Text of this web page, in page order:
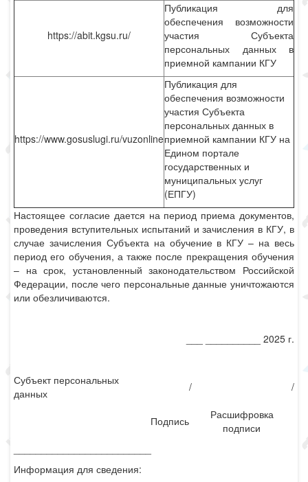
https://abit.kgsu.ru/
Публикация для
обеспечения возможности
участия Субъекта
персональных данных в
приемной кампании КГУ
https://www.gosuslugi.ru/vuzonline
Публикация для
обеспечения возможности
участия Субъекта
персональных данных в
приемной кампании КГУ на
Едином портале
государственных и
муниципальных услуг
(ЕПГУ)
Настоящее согласие дается на период приема документов,
проведения вступительных испытаний и зачисления в КГУ, в
случае зачисления Субъекта на обучение в КГУ – на весь
период его обучения, а также после прекращения обучения
– на срок, установленный законодательством Российской
Федерации, после чего персональные данные уничтожаются
или обезличиваются.
___ __________ 2025 г.
Субъект персональных
данных
/ /
Подпись
Расшифровка
подписи
Информация для сведения: